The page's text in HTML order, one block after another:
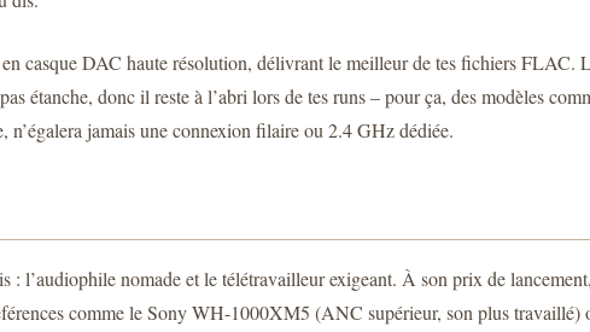
casque DAC haute résolution, délivrant le meilleur de tes fichiers FLAC.
étanche, donc il reste à l’abri lors de tes runs – pour ça, des modèles
jamais une connexion filaire ou 2.4 GHz dédiée.
: l’audiophile nomade et le télétravailleur exigeant. À son prix de
comme le Sony WH-1000XM5 (ANC supérieur, son plus